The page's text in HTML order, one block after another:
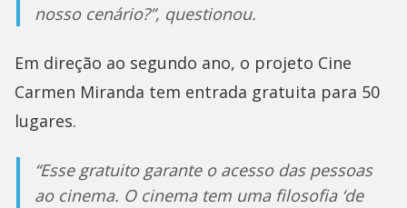
nosso cenário?”, questionou.
Em direção ao segundo ano, o projeto Cine
Carmen Miranda tem entrada gratuita para 50
lugares.
“Esse gratuito garante o acesso das pessoas
ao cinema. O cinema tem uma filosofia ‘de